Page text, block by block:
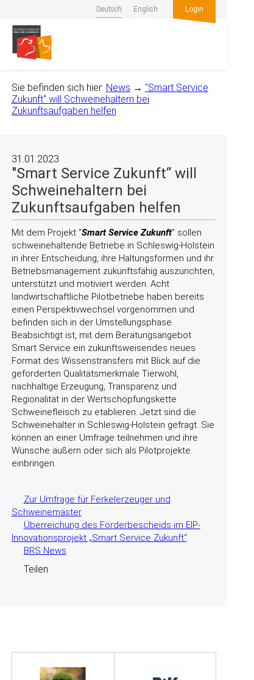
Deutsch English Login
Sie befinden sich hier: News → "Smart Service
Zukunft“ will Schweinehaltern bei
Zukunftsaufgaben helfen
31.01.2023
"Smart Service Zukunft“ will
Schweinehaltern bei
Zukunftsaufgaben helfen
Mit dem Projekt Smart Service Zukunft sollen
schweinehaltende Betriebe in Schleswig-Holstein
in ihrer Entscheidung, ihre Haltungsformen und ihr
Betriebsmanagement zukunftsfähig auszurichten,
unterstützt und motiviert werden. Acht
landwirtschaftliche Pilotbetriebe haben bereits
einen Perspektivwechsel vorgenommen und
befinden sich in der Umstellungsphase.
Beabsichtigt ist, mit dem Beratungsangebot
Smart Service ein zukunftsweisendes neues
Format des Wissenstransfers mit Blick auf die
geforderten Qualitätsmerkmale Tierwohl,
nachhaltige Erzeugung, Transparenz und
Regionalität in der Wertschöpfungskette
Schweinefleisch zu etablieren. Jetzt sind die
Schweinehalter in Schleswig-Holstein gefragt. Sie
können an einer Umfrage teilnehmen und ihre
Wünsche äußern oder sich als Pilotprojekte
einbringen.
Zur Umfrage für Ferkelerzeuger und
Schweinemäster
Überreichung des Förderbescheids im EIP-
Innovationsprojekt „Smart Service Zukunft“
BRS News
Teilen